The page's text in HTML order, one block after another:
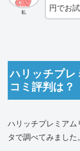
私
円でお
ハリッチプレ
コミ評判は？
ハリッチプレミアム
タで調べてみました